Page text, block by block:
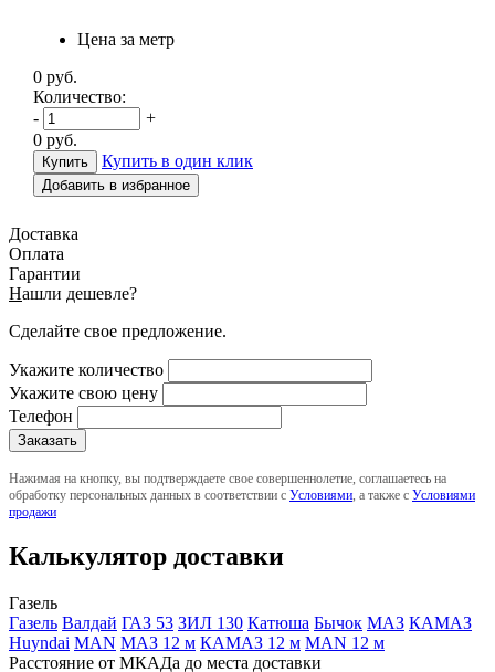
Цена за метр
0 руб.
Количество:
-
+
0 руб.
Купить в один клик
Добавить в избранное
Доставка
Оплата
Гарантии
Нашли дешевле?
Сделайте свое предложение.
Укажите количество
Укажите свою цену
Телефон
Нажимая на кнопку, вы подтверждаете свое совершеннолетие, соглашаетесь на
обработку персональных данных в соответствии с Условиями , а также с Условиями
продажи
Калькулятор доставки
Газель
Газель Валдай ГАЗ 53 ЗИЛ 130 Катюша Бычок МАЗ КАМАЗ
Huyndai MAN МАЗ 12 м КАМАЗ 12 м MAN 12 м
Расстояние от МКАДа до места доставки